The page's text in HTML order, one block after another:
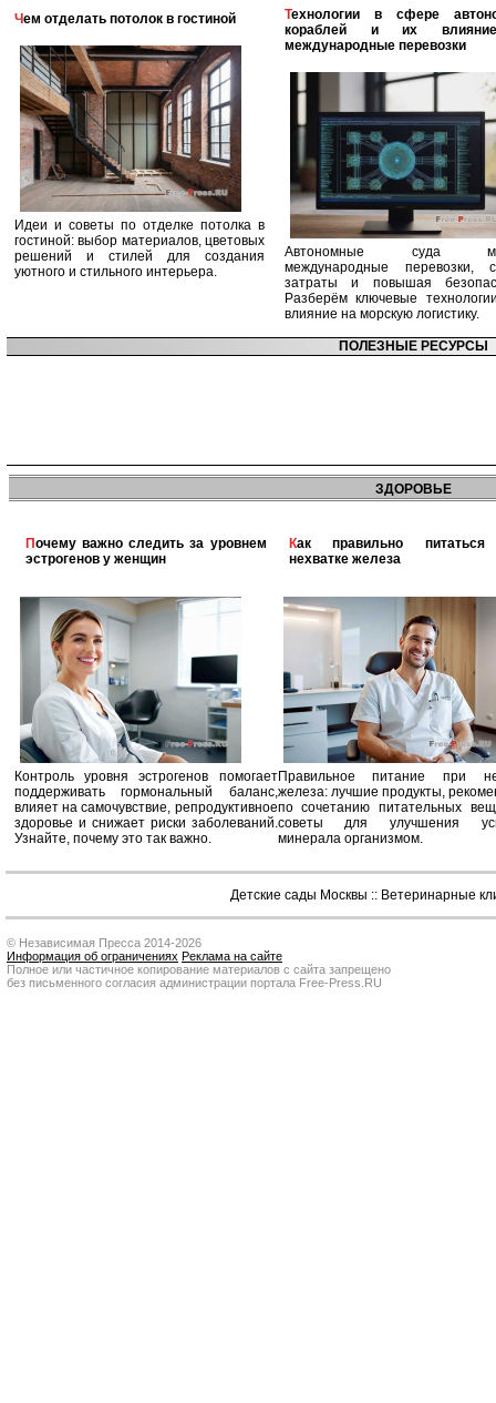
Чем отделать потолок в гостиной
Идеи и советы по отделке потолка в
гостиной: выбор материалов, цветовых
решений и стилей для создания
уютного и стильного интерьера.
Технологии в сфере автономных
кораблей и их
международные перевозки
Автономные суда
международные перевозки,
затраты и повышая
Разберём ключевые
влияние на морскую логистику.
ПОЛЕЗНЫЕ РЕСУРСЫ
ЗДОРОВЬЕ
Почему важно следить за уровнем
эстрогенов у женщин
Контроль уровня эстрогенов помогает
поддерживать гормональный баланс,
влияет на самочувствие, репродуктивное
здоровье и снижает риски заболеваний.
Узнайте, почему это так важно.
Как правильно питаться при
нехватке железа
Правильное питание при
железа: лучшие продукты,
по сочетанию питательных
советы для улучшения
минерала организмом.
Детские сады Москвы :: Ветеринарные
© Независимая Пресса 2014-2026
Информация об ограничениях Реклама на сайте
Полное или частичное копирование материалов с сайта запрещено
без письменного согласия администрации портала Free-Press.RU